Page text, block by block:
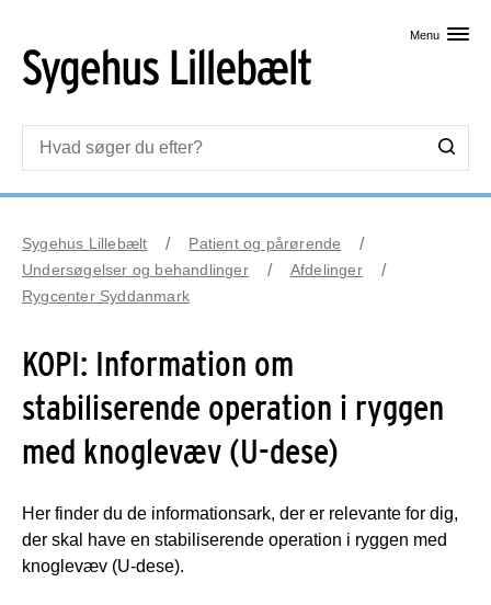
Menu
Sygehus Lillebælt
Patient og pårørende
Undersøgelser og behandlinger
Afdelinger
Rygcenter Syddanmark
KOPI: Information om
stabiliserende operation i ryggen
med knoglevæv (U-dese)
Her finder du de informationsark, der er relevante for dig,
der skal have en stabiliserende operation i ryggen med
knoglevæv (U-dese).